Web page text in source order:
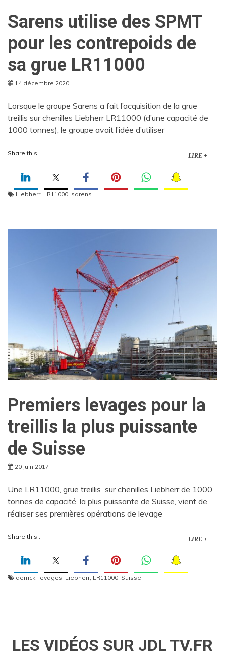
Sarens utilise des SPMT
pour les contrepoids de
sa grue LR11000
14 décembre 2020
Lorsque le groupe Sarens a fait l’acquisition de la grue
treillis sur chenilles Liebherr LR11000 (d’une capacité de
1000 tonnes), le groupe avait l’idée d’utiliser
Share this... LIRE +
Liebherr, LR11000, sarens
Premiers levages pour la
treillis la plus puissante
de Suisse
20 juin 2017
Une LR11000, grue treillis sur chenilles Liebherr de 1000
tonnes de capacité, la plus puissante de Suisse, vient de
réaliser ses premières opérations de levage
Share this... LIRE +
derrick levages Liebherr, LR11000 Suisse
LES VIDÉOS SUR JDL TV.FR